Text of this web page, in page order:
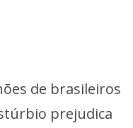
de brasileiros
prejudica